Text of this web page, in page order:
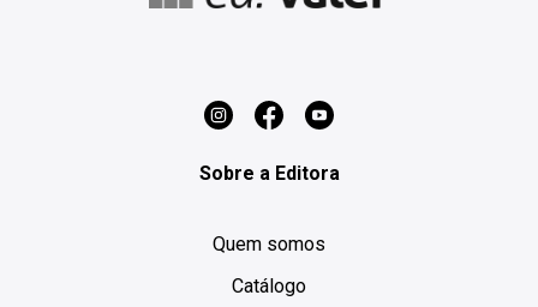
Sobre a Editora
Quem somos
Catálogo